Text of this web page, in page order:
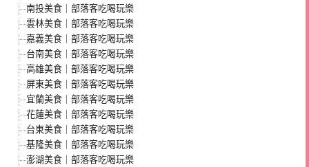
南投美食｜部落客吃喝玩樂
雲林美食｜部落客吃喝玩樂
嘉義美食｜部落客吃喝玩樂
台南美食｜部落客吃喝玩樂
高雄美食｜部落客吃喝玩樂
屏東美食｜部落客吃喝玩樂
宜蘭美食｜部落客吃喝玩樂
花蓮美食｜部落客吃喝玩樂
台東美食｜部落客吃喝玩樂
基隆美食｜部落客吃喝玩樂
澎湖美食｜部落客吃喝玩樂